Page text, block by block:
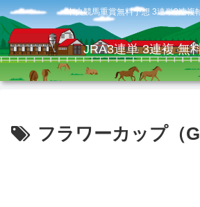
中央競馬重賞無料予想 3連単3連複
JRA3連単 3連複 無
フラワーカップ（